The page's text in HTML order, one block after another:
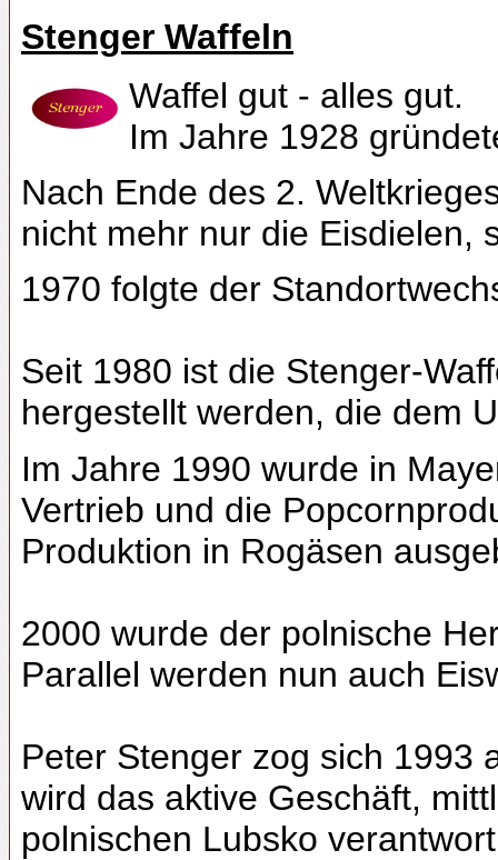
Stenger Waffeln
Waffel gut - alles gut.
Im Jahre 1928
Nach Ende des 2.
nicht mehr nur die Eisdielen,
1970 folgte der
Seit 1980 ist die Stenger-
hergestellt werden, die dem
Im Jahre 1990 wurde in
Vertrieb und die
Produktion in Rogäsen
2000 wurde der polnische
Parallel werden nun auch
Peter Stenger zog sich 1993
wird das aktive Geschäft,
polnischen Lubsko